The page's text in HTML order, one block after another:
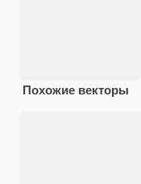
Похожие векторы